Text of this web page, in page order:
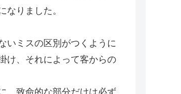
なりました。
いミスの区別がつくように
け、それによって客からの